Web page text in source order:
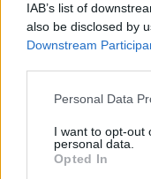
IAB’s list of
also be disclosed by
Downstream
Please note that this
not limited to your
grant or deny
use your data for
Personal Data
I want to opt-out
personal data.
Opted In
Όροι Χρήσης . Το site
Πολιτική Απορρήτου